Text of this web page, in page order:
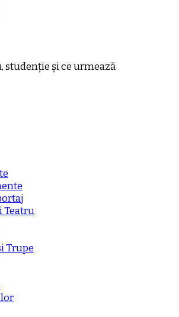
studenție și ce urmează
Teatru
Trupe